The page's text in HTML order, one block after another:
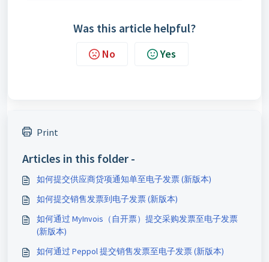
Was this article helpful?
No Yes
Print
Articles in this folder -
如何提交供应商贷项通知单至电子发票 (新版本)
如何提交销售发票到电子发票 (新版本)
如何通过 MyInvois（自开票）提交采购发票至电子发票
(新版本)
如何通过 Peppol 提交销售发票至电子发票 (新版本)